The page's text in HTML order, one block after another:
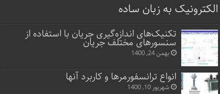
الکترونیک به زبان ساده
تکنیک‌های اندازه‌گیری جریان با استفاده از
سنسورهای مختلف جریان
بهمن 24, 1400
انواع ترانسفورمرها و کاربرد آنها
شهریور 10, 1400